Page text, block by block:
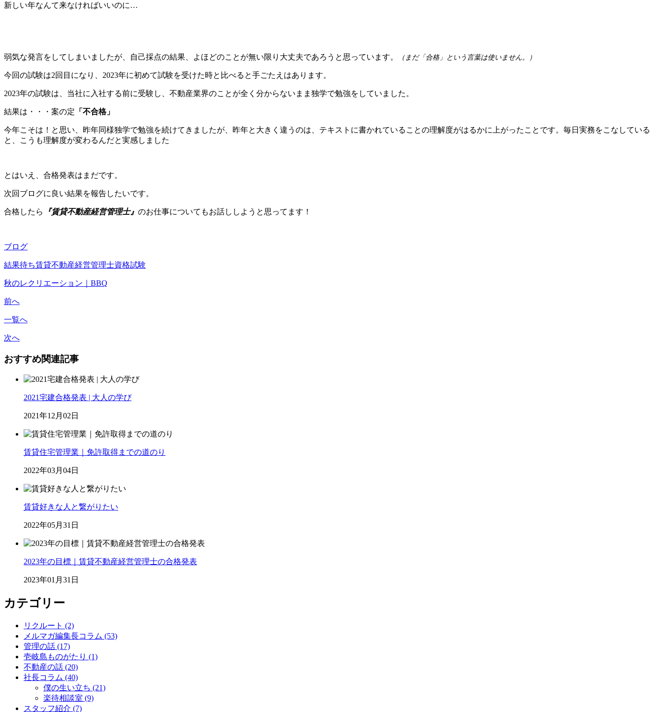
新しい年なんて来なければいいのに…
弱気な発言をしてしまいましたが、自己採点の結果、よほどのことが無い限り大丈夫であろうと思っています。 （まだ「合格」という言葉は使いません。）
今回の試験は2回目になり、2023年に初めて試験を受けた時と比べると手ごたえはあります。
2023年の試験は、当社に入社する前に受験し、不動産業界のことが全く分からないまま独学で勉強をしていました。
結果は・・・案の定 「不合格」
今年こそは！と思い、昨年同様独学で勉強を続けてきましたが、昨年と大きく違うのは、テキストに書かれていることの理解度がはるかに上がったことです。毎日実務をこなしている
と、こうも理解度が変わるんだと実感しました
とはいえ、合格発表はまだです。
次回ブログに良い結果を報告したいです。
合格したら 『賃貸不動産経営管理士』 のお仕事についてもお話ししようと思ってます！
ブログ
結果待ち賃貸不動産経営管理士資格試験
秋のレクリエーション｜BBQ
前へ
一覧へ
次へ
おすすめ関連記事
2021宅建合格発表 | 大人の学び
2021年12月02日
賃貸住宅管理業｜免許取得までの道のり
2022年03月04日
賃貸好きな人と繋がりたい
2022年05月31日
2023年の目標｜賃貸不動産経営管理士の合格発表
2023年01月31日
カテゴリー
リクルート (2)
メルマガ編集長コラム (53)
管理の話 (17)
壱岐島ものがたり (1)
不動産の話 (20)
社長コラム (40)
僕の生い立ち (21)
楽待相談室 (9)
スタッフ紹介 (7)